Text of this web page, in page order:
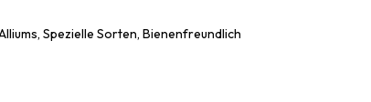
Spezielle Sorten, Bienenfreundlich